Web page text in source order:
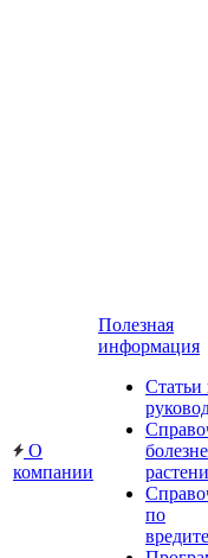
О
компании
Полезная
информация
Статьи
по